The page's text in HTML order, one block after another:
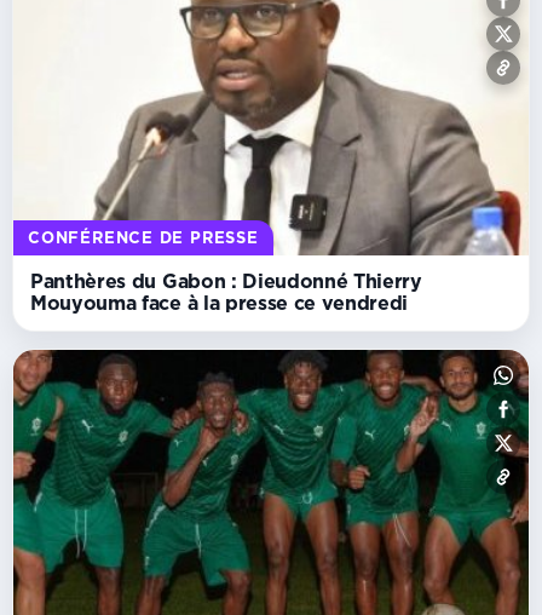
CONFÉRENCE DE PRESSE
Panthères du Gabon : Dieudonné Thierry
Mouyouma face à la presse ce vendredi